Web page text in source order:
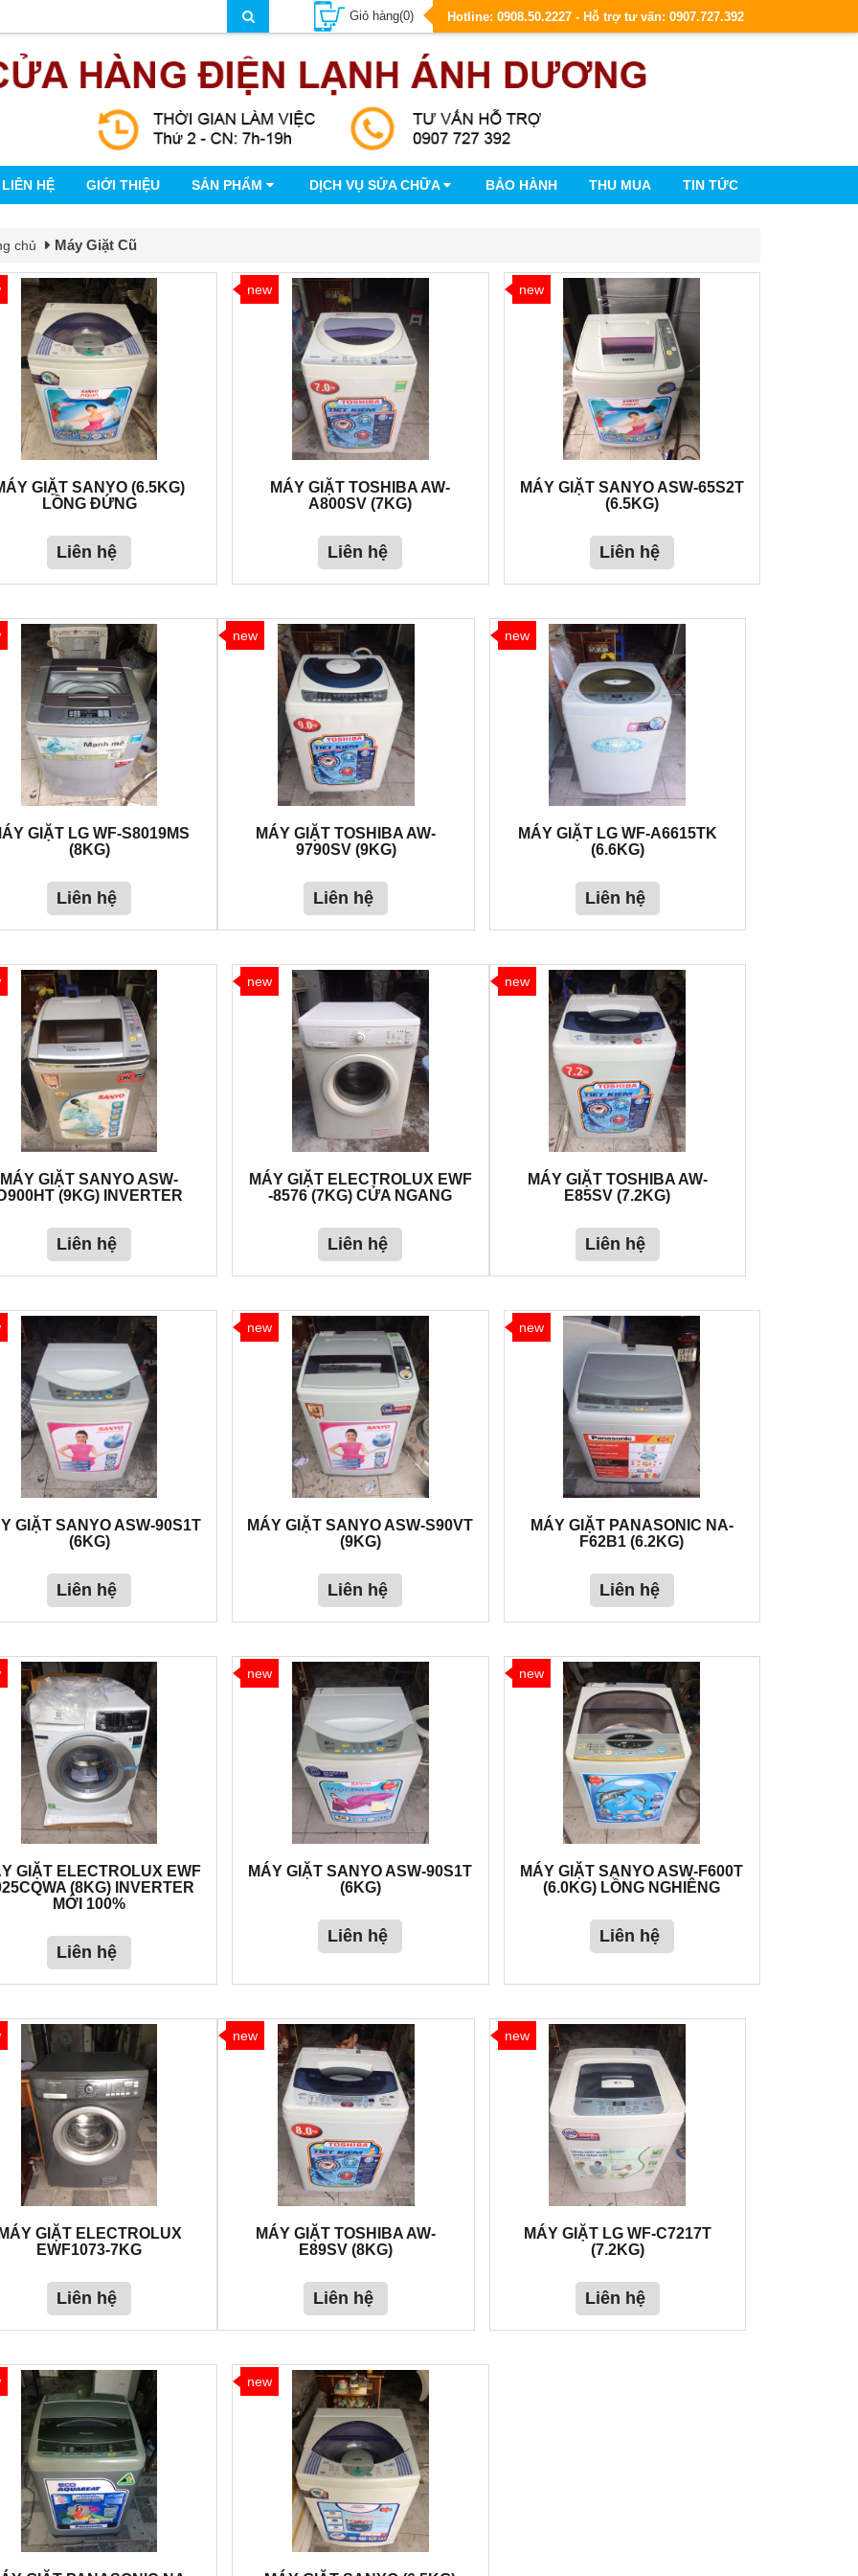
Giỏ hàng(0) Hotline: 0908.50.2227 - Hỗ trợ tư vấn: 0907.727.392
LIÊN HỆ GIỚI THIỆU SẢN PHẨM DỊCH VỤ SỬA CHỮA BẢO HÀNH THU MUA TIN TỨC
chủ Máy Giặt Cũ
GIẶT SANYO (6.5KG)
LỒNG ĐỨNG
Liên hệ
new
MÁY GIẶT TOSHIBA AW-
A800SV (7KG)
Liên hệ
new
MÁY GIẶT SANYO ASW-65S2T
(6.5KG)
Liên hệ
GIẶT LG WF-S8019MS
(8KG)
Liên hệ
new
MÁY GIẶT TOSHIBA AW-
9790SV (9KG)
Liên hệ
new
MÁY GIẶT LG WF-A6615TK
(6.6KG)
Liên hệ
MÁY GIẶT SANYO ASW-
(9KG) INVERTER
Liên hệ
new
MÁY GIẶT ELECTROLUX EWF
-8576 (7KG) CỬA NGANG
Liên hệ
new
MÁY GIẶT TOSHIBA AW-
E85SV (7.2KG)
Liên hệ
GIẶT SANYO ASW-90S1T
(6KG)
Liên hệ
new
MÁY GIẶT SANYO ASW-S90VT
(9KG)
Liên hệ
new
MÁY GIẶT PANASONIC NA-
F62B1 (6.2KG)
Liên hệ
GIẶT ELECTROLUX EWF
(8KG) INVERTER
MỚI 100%
Liên hệ
new
MÁY GIẶT SANYO ASW-90S1T
(6KG)
Liên hệ
new
MÁY GIẶT SANYO ASW-F600T
(6.0KG) LỒNG NGHIÊNG
Liên hệ
GIẶT ELECTROLUX
EWF1073-7KG
Liên hệ
new
MÁY GIẶT TOSHIBA AW-
E89SV (8KG)
Liên hệ
new
MÁY GIẶT LG WF-C7217T
(7.2KG)
Liên hệ
new